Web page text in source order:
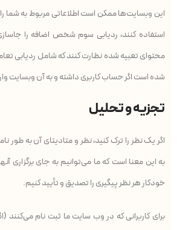
این وبسایت‌ها ممکن است اطلاعاتی مربوط به شما
استفاده کنند، ردیابی سوم شخص اضافه را
محتوای تعبیه شده نظارت کنند که شامل ردیابی
شده است اگر حساب کاربری داشته و به آن وبسایت
تجزیه و تحلیل
اگر یک نظر را ترک کنید، نظر و متادیتای آن به
به این معنا است که ما می‌توانیم به جای برگزاری
خودکار هر نظر پیگیری را تصدیق و تأیید کنیم.
برای کاربرانی که در وب سایت ما ثبت نام می‌کنند